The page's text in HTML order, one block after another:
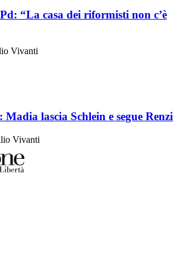
“La casa dei riformisti non c’è
Vivanti
Madia lascia Schlein e segue Renzi
Vivanti